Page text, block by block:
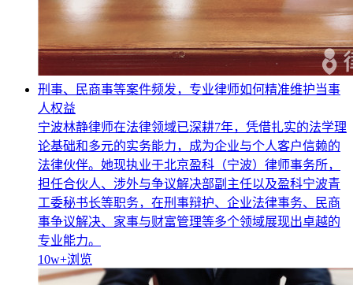
刑事、民商事等案件频发，专业律师如何精准维护当事
人权益
宁波林静律师在法律领域已深耕7年，凭借扎实的法学理
论基础和多元的实务能力，成为企业与个人客户信赖的
法律伙伴。她现执业于北京盈科（宁波）律师事务所，
担任合伙人、涉外与争议解决部副主任以及盈科宁波青
工委秘书长等职务，在刑事辩护、企业法律事务、民商
事争议解决、家事与财富管理等多个领域展现出卓越的
专业能力。
10w+浏览